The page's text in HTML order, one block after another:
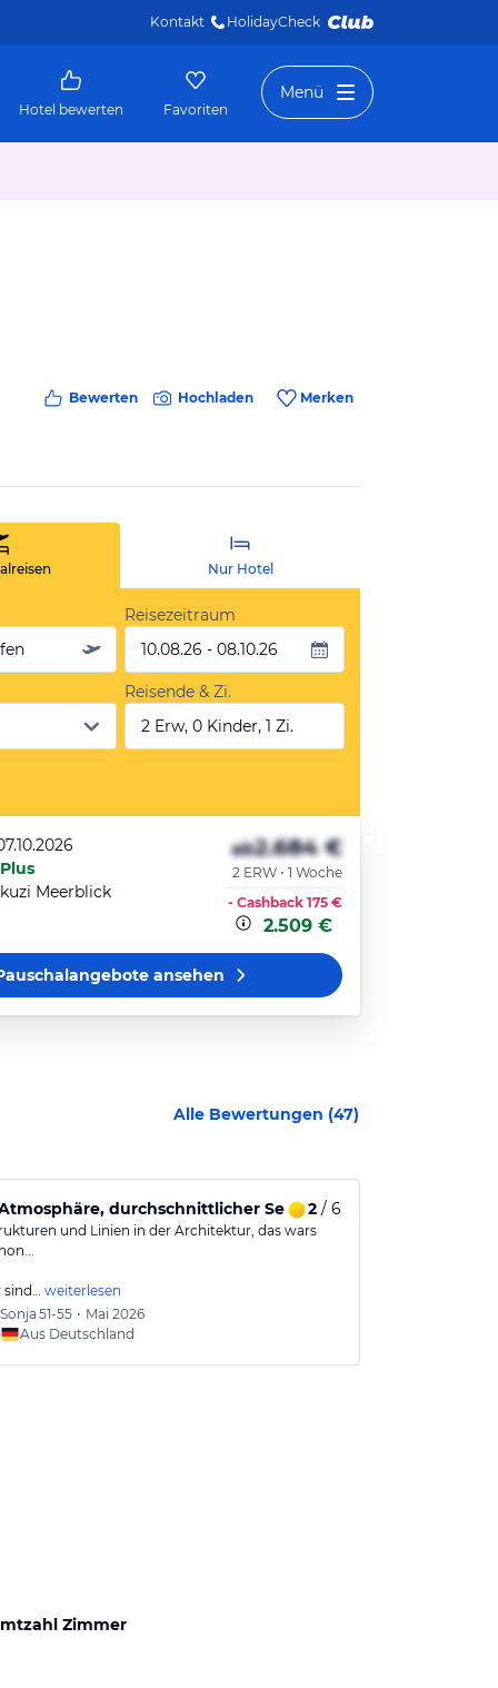
Kontakt HolidayCheck
Hotel bewerten Favoriten
Menü
Bewerten Hochladen Merken
Nur Hotel
Reisezeitraum
10.08.26 - 08.10.26
Reisende & Zi.
2 Erw, 0 Kinder, 1 Zi.
Meerblick
ab2.684 €
2 ERW • 1 Woche
- Cashback 175 €
2.509 €
ansehen
Alle Bewertungen (47)
2/ 6
und Linien in der Architektur, das wars
sind… weiterlesen
Sonja 51-55 • Mai 2026
Aus Deutschland
Zimmer